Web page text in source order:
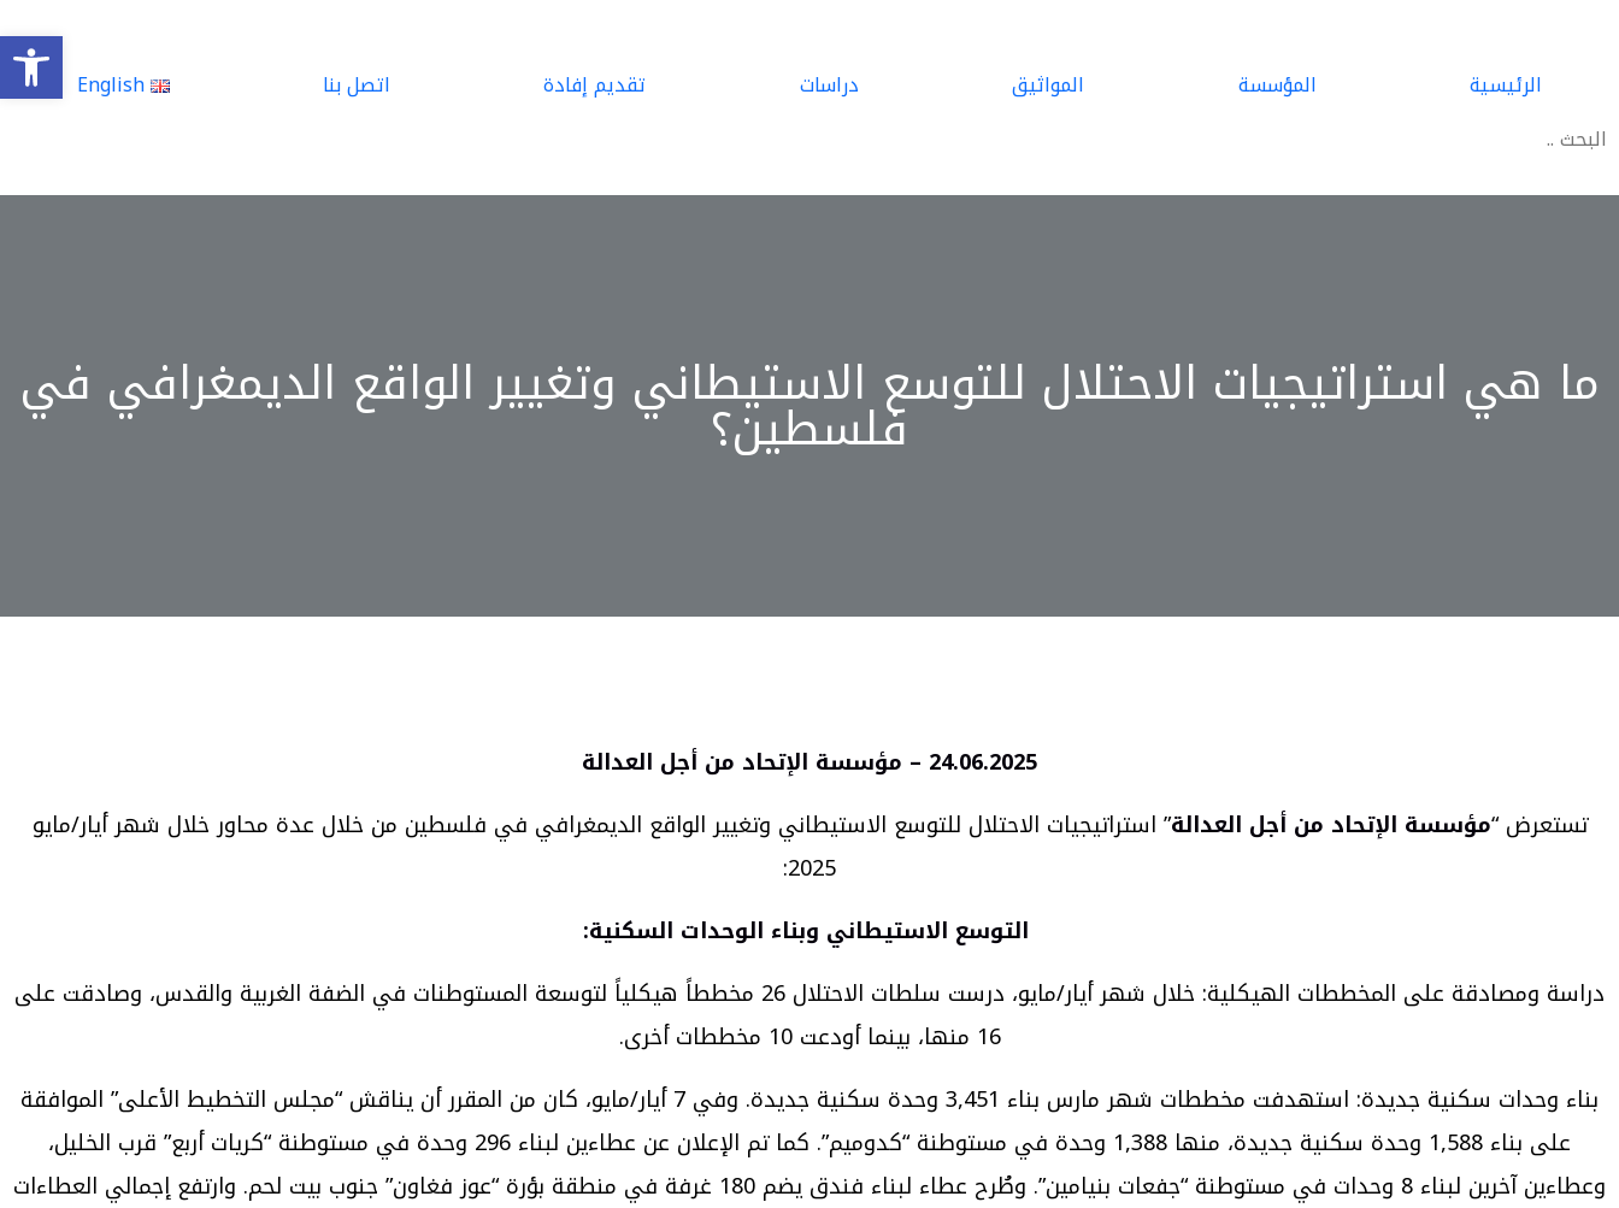
الرئيسية المؤسسة المواثيق دراسات تقديم إفادة اتصل بنا English
ما هي استراتيجيات الاحتلال للتوسع الاستيطاني وتغيير الواقع الديمغرافي في
فلسطين؟
24.06.2025 – مؤسسة الإتحاد من أجل العدالة
تستعرض “مؤسسة الإتحاد من أجل العدالة” استراتيجيات الاحتلال للتوسع الاستيطاني وتغيير الواقع الديمغرافي في فلسطين من خلال عدة محاور خلال شهر أيار/مايو
2025:
التوسع الاستيطاني وبناء الوحدات السكنية:
دراسة ومصادقة على المخططات الهيكلية: خلال شهر أيار/مايو، درست سلطات الاحتلال 26 مخططاً هيكلياً لتوسعة المستوطنات في الضفة الغربية والقدس، وصادقت على
16 منها، بينما أودعت 10 مخططات أخرى.
بناء وحدات سكنية جديدة: استهدفت مخططات شهر مارس بناء 3,451 وحدة سكنية جديدة. وفي 7 أيار/مايو، كان من المقرر أن يناقش “مجلس التخطيط الأعلى” الموافقة
على بناء 1,588 وحدة سكنية جديدة، منها 1,388 وحدة في مستوطنة “كدوميم”. كما تم الإعلان عن عطاءين لبناء 296 وحدة في مستوطنة “كريات أربع” قرب الخليل،
وعطاءين آخرين لبناء 8 وحدات في مستوطنة “جفعات بنيامين”. وطُرح عطاء لبناء فندق يضم 180 غرفة في منطقة بؤرة “عوز فغاون” جنوب بيت لحم. وارتفع إجمالي العطاءات